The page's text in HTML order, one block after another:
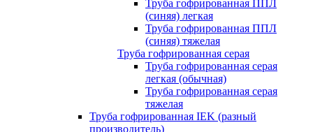
Труба гофрированная ППЛ
(синяя) легкая
Труба гофрированная ППЛ
(синяя) тяжелая
Труба гофрированная серая
Труба гофрированная серая
легкая (обычная)
Труба гофрированная серая
тяжелая
Труба гофрированная IEK (разный
производитель)